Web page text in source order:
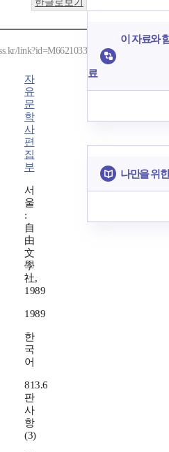
한글로보기
link?id=M6621033
자
유
문
학
사
편
집
부
서
울
:
自
由
文
學
社,
1989
1989
한
국
어
813.6
판
사
항
(3)
이 자료와
료
나만을 위